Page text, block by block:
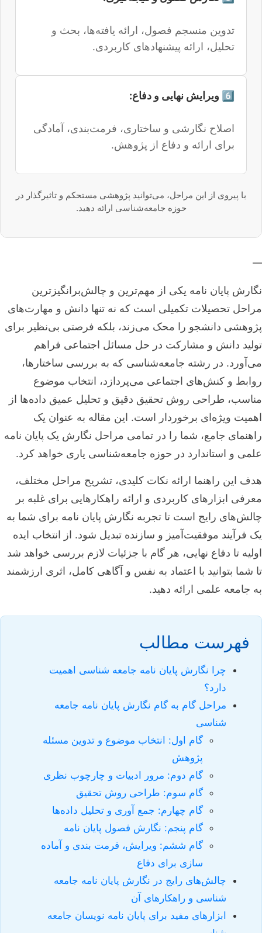
تدوین منسجم فصول، ارائه یافته‌ها، بحث و
تحلیل، ارائه پیشنهادهای کاربردی.
6️⃣ ویرایش نهایی و دفاع:
اصلاح نگارشی و ساختاری، فرمت‌بندی، آمادگی
برای ارائه و دفاع از پژوهش.
با پیروی از این مراحل، می‌توانید پژوهشی مستحکم و تاثیرگذار در
حوزه جامعه‌شناسی ارائه دهید.
—
نگارش پایان نامه یکی از مهم‌ترین و چالش‌برانگیزترین
مراحل تحصیلات تکمیلی است که نه تنها دانش و مهارت‌های
پژوهشی دانشجو را محک می‌زند، بلکه فرصتی بی‌نظیر برای
تولید دانش و مشارکت در حل مسائل اجتماعی فراهم
می‌آورد. در رشته جامعه‌شناسی که به بررسی ساختارها،
روابط و کنش‌های اجتماعی می‌پردازد، انتخاب موضوع
مناسب، طراحی روش تحقیق دقیق و تحلیل عمیق داده‌ها از
اهمیت ویژه‌ای برخوردار است. این مقاله به عنوان یک
راهنمای جامع، شما را در تمامی مراحل نگارش یک پایان نامه
علمی و استاندارد در حوزه جامعه‌شناسی یاری خواهد کرد.
هدف این راهنما ارائه نکات کلیدی، تشریح مراحل مختلف،
معرفی ابزارهای کاربردی و ارائه راهکارهایی برای غلبه بر
چالش‌های رایج است تا تجربه نگارش پایان نامه برای شما به
یک فرآیند موفقیت‌آمیز و سازنده تبدیل شود. از انتخاب ایده
اولیه تا دفاع نهایی، هر گام با جزئیات لازم بررسی خواهد شد
تا شما بتوانید با اعتماد به نفس و آگاهی کامل، اثری ارزشمند
به جامعه علمی ارائه دهید.
فهرست مطالب
چرا نگارش پایان نامه جامعه شناسی اهمیت
دارد؟
مراحل گام به گام نگارش پایان نامه جامعه
شناسی
گام اول: انتخاب موضوع و تدوین مسئله
پژوهش
گام دوم: مرور ادبیات و چارچوب نظری
گام سوم: طراحی روش تحقیق
گام چهارم: جمع آوری و تحلیل داده‌ها
گام پنجم: نگارش فصول پایان نامه
گام ششم: ویرایش، فرمت بندی و آماده
سازی برای دفاع
چالش‌های رایج در نگارش پایان نامه جامعه
شناسی و راهکارهای آن
ابزارهای مفید برای پایان نامه نویسان جامعه